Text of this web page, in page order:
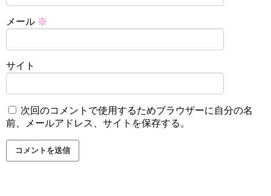
メール ※
サイト
次回のコメントで使用するためブラウザーに自分の名
前、メールアドレス、サイトを保存する。